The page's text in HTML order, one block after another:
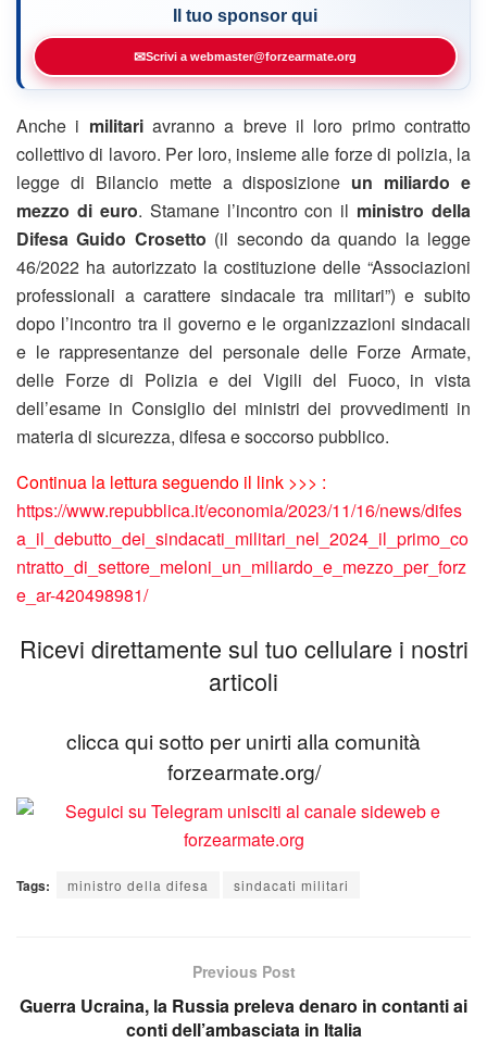
Il tuo sponsor qui
✉Scrivi a webmaster@forzearmate.org
Anche i militariavranno a breve il loro primo contratto
collettivo di lavoro. Per loro, insieme alle forze di polizia, la
legge di Bilancio mette a disposizione un miliardo e
mezzo di euro. Stamane l’incontro con il ministro della
Difesa Guido Crosetto (il secondo da quando la legge
46/2022 ha autorizzato la costituzione delle “Associazioni
professionali a carattere sindacale tra militari”) e subito
dopo l’incontro tra il governo e le organizzazioni sindacali
e le rappresentanze del personale delle Forze Armate,
delle Forze di Polizia e dei Vigili del Fuoco, in vista
dell’esame in Consiglio dei ministri dei provvedimenti in
materia di sicurezza, difesa e soccorso pubblico.
Continua la lettura seguendo il link >>> :
https://www.repubblica.it/economia/2023/11/16/news/difes
a_il_debutto_dei_sindacati_militari_nel_2024_il_primo_co
ntratto_di_settore_meloni_un_miliardo_e_mezzo_per_forz
e_ar-420498981/
Ricevi direttamente sul tuo cellulare i nostri
articoli
clicca qui sotto per unirti alla comunità
forzearmate.org/
Tags: ministro della difesa sindacati militari
Previous Post
Guerra Ucraina, la Russia preleva denaro in contanti ai
conti dell’ambasciata in Italia